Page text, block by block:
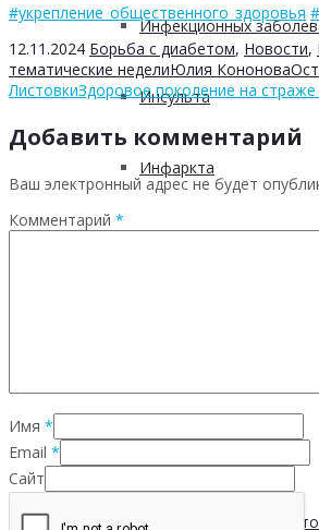
Инфекционных
Инсульта
Инфаркта
Сахарного диабета
Безопасность
#укрепление_общественного_здоровья
12.11.2024 Борьба с диабетом, Новости,
тематические неделиЮлия Кононова
ЛистовкиЗдоровое поколение на
Добавить комментарий
Ваш электронный адрес не будет
Комментарий *
Имя *
Email *
Сайт